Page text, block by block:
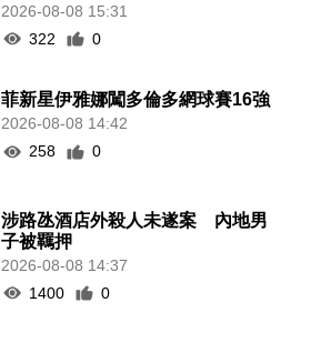
2026-08-08 15:31
322
0
菲新星伊雅娜闖多倫多網球賽16強
2026-08-08 14:42
258
0
涉路氹酒店外殺人未遂案 內地男
子被羈押
2026-08-08 14:37
1400
0